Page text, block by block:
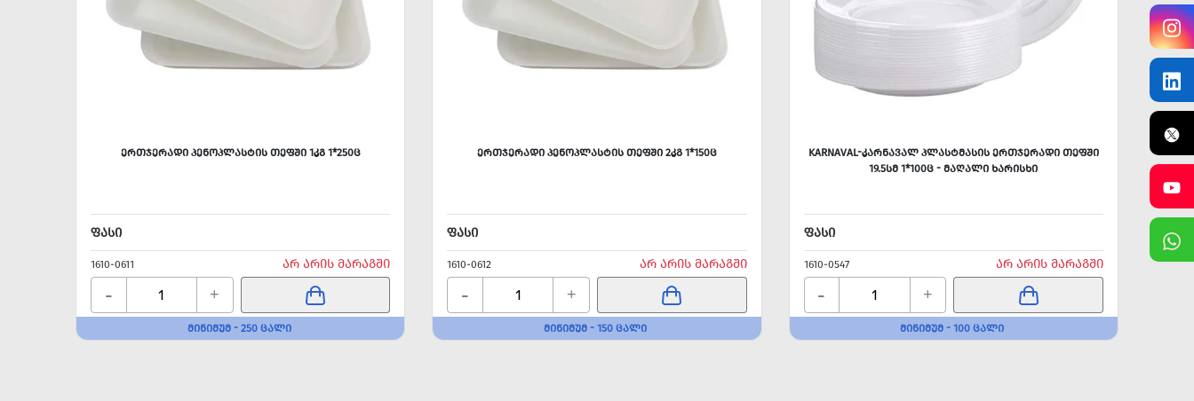
ᲔᲠᲗᲯᲔᲠᲐᲓᲘ ᲞᲔᲜᲝᲞᲚᲐᲡᲢᲘᲡ ᲗᲔᲤᲨᲘ 1ᲙᲒ 1*250Ც
ᲤᲐᲡᲘ
1610-0611 ᲐᲠ ᲐᲠᲘᲡ ᲛᲐᲠᲐᲒᲨᲘ
- +
ᲛᲘᲜᲘᲛᲣᲛ - 250 ᲪᲐᲚᲘ
ᲔᲠᲗᲯᲔᲠᲐᲓᲘ ᲞᲔᲜᲝᲞᲚᲐᲡᲢᲘᲡ ᲗᲔᲤᲨᲘ 2ᲙᲒ 1*150Ც
ᲤᲐᲡᲘ
1610-0612 ᲐᲠ ᲐᲠᲘᲡ ᲛᲐᲠᲐᲒᲨᲘ
- +
ᲛᲘᲜᲘᲛᲣᲛ - 150 ᲪᲐᲚᲘ
KARNAVAL-ᲙᲐᲠᲜᲐᲕᲐᲚ ᲞᲚᲐᲡᲢᲛᲐᲡᲘᲡ ᲔᲠᲗᲯᲔᲠᲐᲓᲘ ᲗᲔᲤᲨᲘ
19.5ᲡᲛ 1*100Ც - ᲛᲐᲦᲐᲚᲘ ᲮᲐᲠᲘᲡᲮᲘ
ᲤᲐᲡᲘ
1610-0547 ᲐᲠ ᲐᲠᲘᲡ ᲛᲐᲠᲐᲒᲨᲘ
- +
ᲛᲘᲜᲘᲛᲣᲛ - 100 ᲪᲐᲚᲘ
ᲤᲐᲡᲘ
1610-